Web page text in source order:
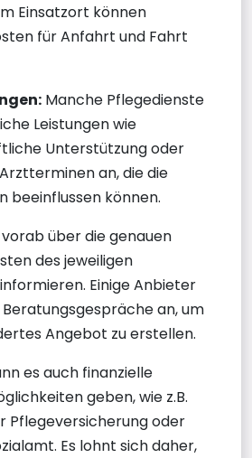
Einsatzort können
für Anfahrt und Fahrt
Manche Pflegedienste
Leistungen wie
Unterstützung oder
an, die die
beeinflussen können.
über die genauen
des jeweiligen
Einige Anbieter
an, um
Angebot zu erstellen.
es auch finanzielle
geben, wie z.B.
Pflegeversicherung oder
Es lohnt sich daher,